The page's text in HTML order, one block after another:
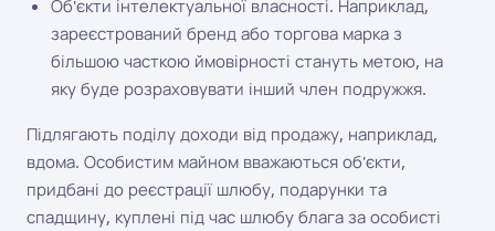
Об'єкти інтелектуальної власності. Наприклад,
зареєстрований бренд або торгова марка з
більшою часткою ймовірності стануть метою, на
яку буде розраховувати інший член подружжя.
Підлягають поділу доходи від продажу, наприклад,
вдома. Особистим майном вважаються об'єкти,
придбані до реєстрації шлюбу, подарунки та
спадщину, куплені під час шлюбу блага за особисті